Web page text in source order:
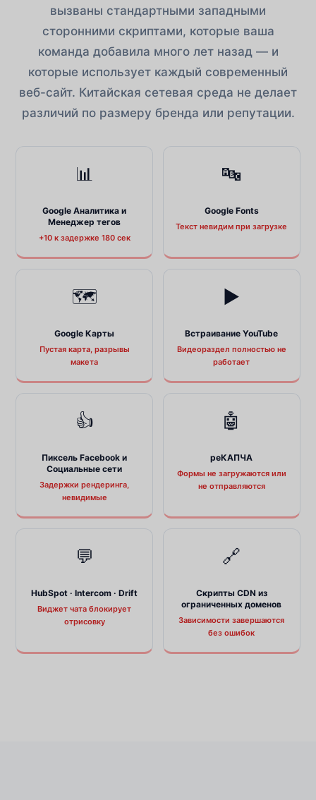
вызваны стандартными западными
сторонними скриптами, которые ваша
команда добавила много лет назад — и
которые использует каждый современный
веб-сайт. Китайская сетевая среда не делает
различий по размеру бренда или репутации.
📊
Google Аналитика и
Менеджер тегов
+10 к задержке 180 сек
🔤
Google Fonts
Текст невидим при загрузке
🗺
Google Карты
Пустая карта, разрывы
макета
▶️
Встраивание YouTube
Видеораздел полностью не
работает
👍
Пиксель Facebook и
Социальные сети
Задержки рендеринга,
невидимые
🤖
реКАПЧА
Формы не загружаются или
не отправляются
💬
HubSpot · Intercom · Drift
Виджет чата блокирует
отрисовку
🔗
Скрипты CDN из
ограниченных доменов
Зависимости завершаются
без ошибок